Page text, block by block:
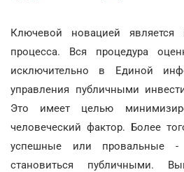
Ключевой новацией является
процесса. Вся процедура
исключительно в Единой
управления публичными
Это имеет целью
человеческий фактор. Более
успешные или провальные -
становиться публичными.